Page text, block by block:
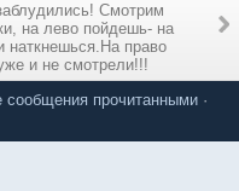
Смотрим
на лево пойдешь- на
наткнешься.На право
и не смотрели!!!
сообщения прочитанными ·